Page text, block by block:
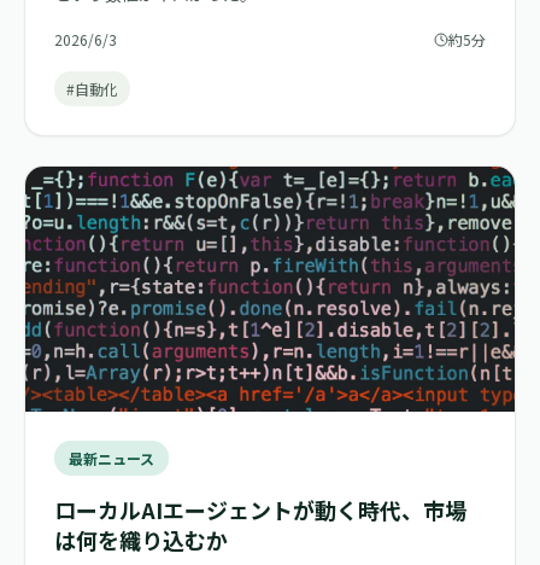
2026/6/3 約5分
#自動化
最新ニュース
ローカルAIエージェントが動く時代、市場
は何を織り込むか